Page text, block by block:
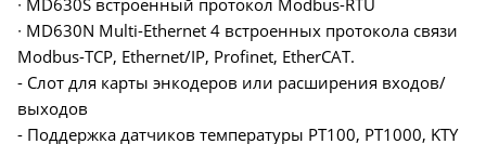
∙ MD630N Multi-Ethernet 4 встроенных протокола связи
Modbus-TCP, Ethernet/IP, Profinet, EtherCAT.
- Слот для карты энкодеров или расширения входов/
выходов
- Поддержка датчиков температуры PT100, PT1000, KTY